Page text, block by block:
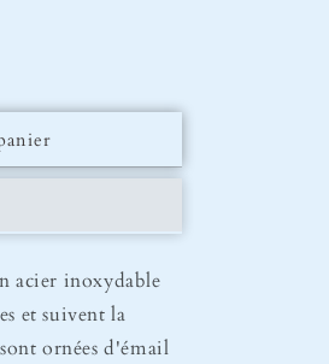
acier inoxydable
et suivent la
ornées d'émail